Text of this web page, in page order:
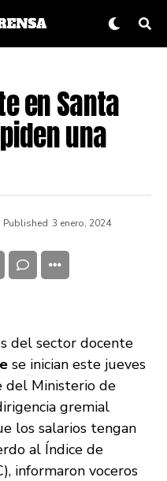
en Santa
una
Published 3 enero, 2024
del sector docente
se inician este jueves
del Ministerio de
gremial
los salarios tengan
al Índice de
informaron voceros